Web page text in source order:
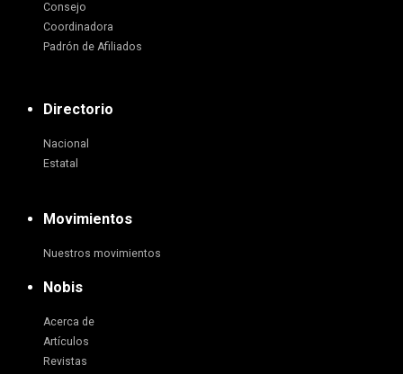
Consejo
Coordinadora
Padrón de Afiliados
Directorio
Nacional
Estatal
Movimientos
Nuestros movimientos
Nobis
Acerca de
Artículos
Revistas